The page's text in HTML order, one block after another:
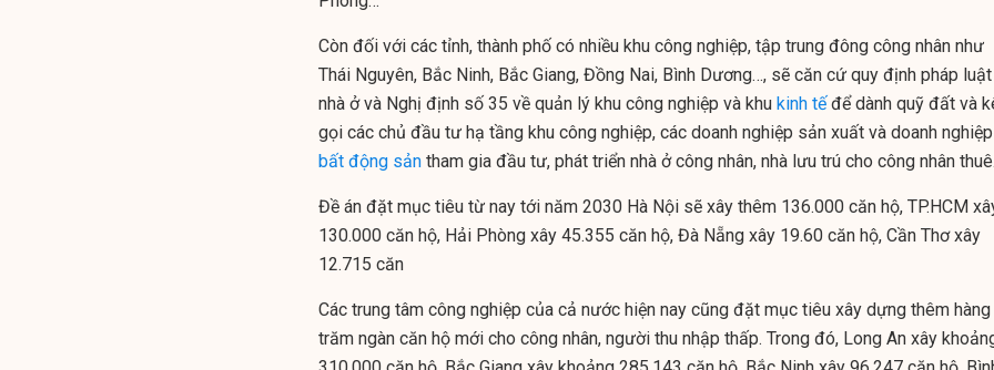
Còn đối với các tỉnh, thành phố có nhiều khu công nghiệp, tập trung đông công nhân như
Thái Nguyên, Bắc Ninh, Bắc Giang, Đồng Nai, Bình Dương…, sẽ căn cứ quy định pháp
nhà ở và Nghị định số 35 về quản lý khu công nghiệp và khu kinh tếđể dành quỹ đất và
gọi các chủ đầu tư hạ tầng khu công nghiệp, các doanh nghiệp sản xuất và doanh nghiệp
bất động sản tham gia đầu tư, phát triển nhà ở công nhân, nhà lưu trú cho công nhân thuê.
Đề án đặt mục tiêu từ nay tới năm 2030 Hà Nội sẽ xây thêm 136.000 căn hộ, TP.HCM
130.000 căn hộ, Hải Phòng xây 45.355 căn hộ, Đà Nẵng xây 19.60 căn hộ, Cần Thơ xây
12.715 căn
Các trung tâm công nghiệp của cả nước hiện nay cũng đặt mục tiêu xây dựng thêm hàng
trăm ngàn căn hộ mới cho công nhân, người thu nhập thấp. Trong đó, Long An xây